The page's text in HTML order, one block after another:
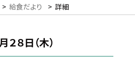
> 給食だより > 詳細
２８日（木）